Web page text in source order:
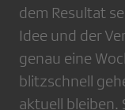
dem Resultat
Idee und der
genau eine
blitzschnell
aktuell bleiben.